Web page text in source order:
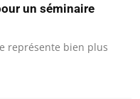
un séminaire
représente bien plus